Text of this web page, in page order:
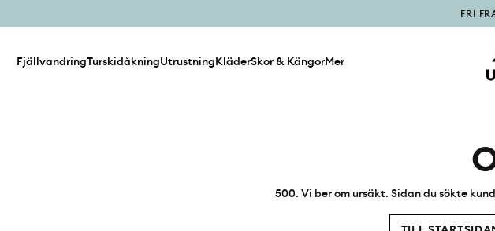
FjällvandringTurskidåkningUtrustningKläderSkor & KängorMer
500. Vi ber om ursäkt. Sidan du sökte